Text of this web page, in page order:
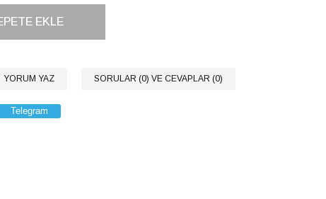
YORUM YAZ SORULAR (0) VE CEVAPLAR (0)
Telegram